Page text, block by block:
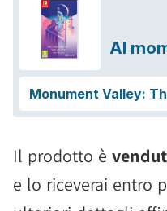
Il prodotto è
e lo riceverai entro